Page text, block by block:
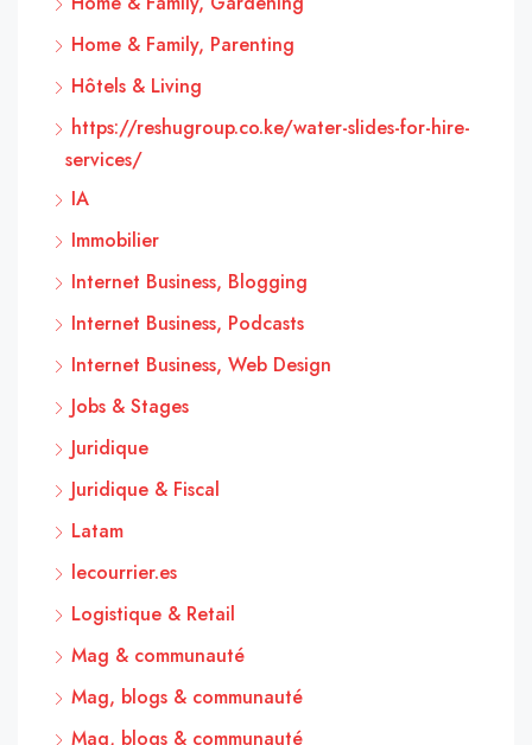
Home & Family, Parenting
Hôtels & Living
https://reshugroup.co.ke/water-slides-for-hire-
services/
IA
Immobilier
Internet Business, Blogging
Internet Business, Podcasts
Internet Business, Web Design
Jobs & Stages
Juridique
Juridique & Fiscal
Latam
lecourrier.es
Logistique & Retail
Mag & communauté
Mag, blogs & communauté
Mag, blogs & communauté